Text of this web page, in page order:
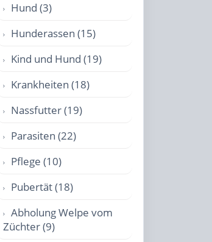
Hund (3)
Hunderassen (15)
Kind und Hund (19)
Krankheiten (18)
Nassfutter (19)
Parasiten (22)
Pflege (10)
Pubertät (18)
Abholung Welpe vom
Züchter (9)